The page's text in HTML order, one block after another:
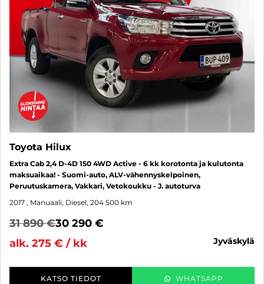
Toyota Hilux
Extra Cab 2,4 D-4D 150 4WD Active - 6 kk korotonta ja kulutonta
maksuaikaa! - Suomi-auto, ALV-vähennyskelpoinen,
Peruutuskamera, Vakkari, Vetokoukku - J. autoturva
2017 , Manuaali, Diesel, 204 500 km
31 890 €30 290 €
alk. 275 € / kk
jyväskylä
KATSO TIEDOT WHATSAPP